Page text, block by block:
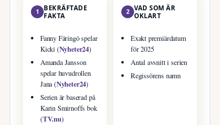
1
BEKRÄFTADE
FAKTA
Fanny Färingö spelar
Kicki (Nyheter24)
Amanda Jansson
spelar huvudrollen
Jana (Nyheter24)
Serien är baserad på
Karin Smirnoffs bok
(TV.nu)
2 VAD SOM ÄR
OKLART
Exakt premiärdatum
för 2025
Antal avsnitt i serien
Regissörens namn